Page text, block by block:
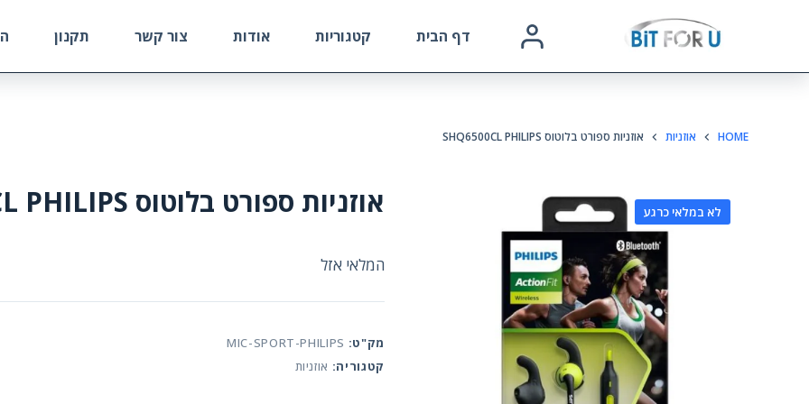
דף הבית קטגוריות אודות צור קשר תקנון
HOME אוזניות אוזניות ספורט בלוטוס SHQ6500CL PHILIPS
לא במלאי כרגע אוזניות ספורט בלוטוס SHQ6500CL PHILIPS
המלאי אזל
מק"ט: MIC-SPORT-PHILIPS
קטגוריה: אוזניות